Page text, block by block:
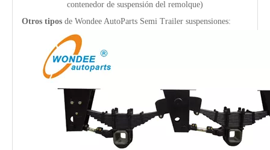
contenedor de suspensión del remolque)
Otros tipos de Wondee AutoParts Semi Trailer suspensiones: